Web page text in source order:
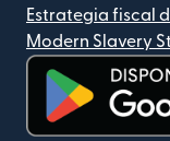
Estrategia fiscal
Modern Slavery